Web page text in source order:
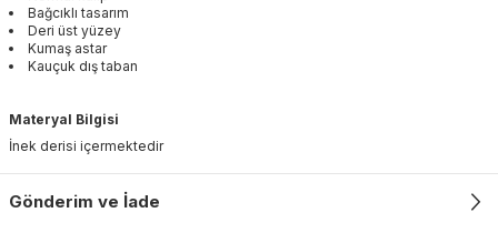
Bağcıklı tasarım
Deri üst yüzey
Kumaş astar
Kauçuk dış taban
Materyal Bilgisi
İnek derisi içermektedir
Gönderim ve İade